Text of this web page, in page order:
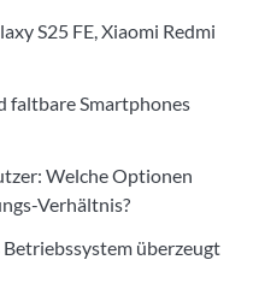
S25 FE, Xiaomi Redmi
faltbare Smartphones
Welche Optionen
Verhältnis?
überzeugt